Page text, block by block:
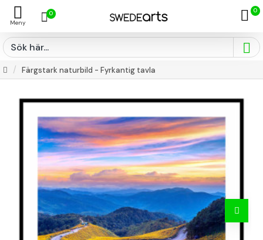
0 0
Färgstark naturbild - Fyrkantig tavla